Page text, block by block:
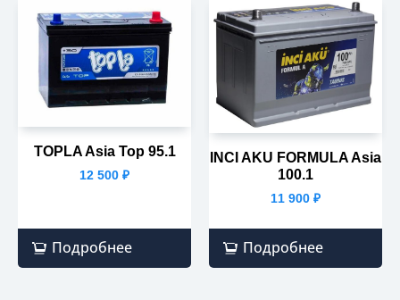
TOPLA Asia Top 95.1
12 500 ₽
Подробнее
INCI AKU FORMULA Asia
100.1
11 900 ₽
Подробнее